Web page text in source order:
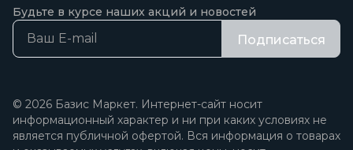
Будьте в курсе наших акций и новостей
Подписаться
© 2026 Базис Маркет. Интернет-сайт носит
информационный характер и ни при каких условиях не
является публичной офертой. Вся информация о товарах